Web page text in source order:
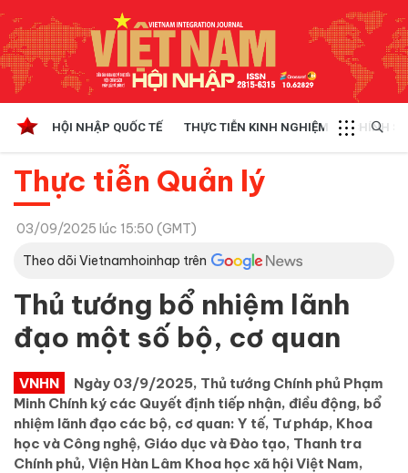
HỘI NHẬP QUỐC TẾ THỰC TIỄN KINH NGHIỆM CHÍNH
Thực tiễn Quản lý
03/09/2025 lúc 15:50 (GMT)
Theo dõi Vietnamhoinhap trên
Thủ tướng bổ nhiệm lãnh
đạo một số bộ, cơ quan
VNHN
Ngày 03/9/2025, Thủ tướng Chính phủ Phạm
Minh Chính ký các Quyết định tiếp nhận, điều động, bổ
nhiệm lãnh đạo các bộ, cơ quan: Y tế, Tư pháp, Khoa
học và Công nghệ, Giáo dục và Đào tạo, Thanh tra
Chính phủ, Viện Hàn Lâm Khoa học xã hội Việt Nam,